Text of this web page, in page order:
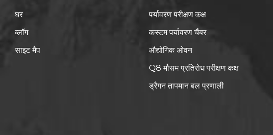
घर
ब्लॉग
साइट मैप
पर्यावरण परीक्षण कक्ष
कस्टम पर्यावरण चैंबर
औद्योगिक ओवन
Q8 मौसम प्रतिरोध परीक्षण कक्ष
ड्रैगन तापमान बल प्रणाली